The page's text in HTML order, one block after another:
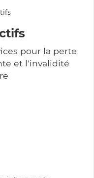
pour la perte
et l'invalidité